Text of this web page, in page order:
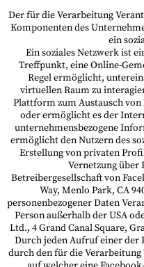
Der für die Verarbeitung
Komponenten des
ein
Ein soziales Netzwerk ist
Treffpunkt, eine Online-
Regel ermöglicht,
virtuellen Raum zu
Plattform zum Austausch
oder ermöglicht es der
unternehmensbezogene
ermöglicht den Nutzern des
Erstellung von privaten
Vernetzung über
Betreibergesellschaft von
Way, Menlo Park, CA
personenbezogener Daten
Person außerhalb der USA
Ltd., 4 Grand Canal Square,
Durch jeden Aufruf einer der
durch den für die